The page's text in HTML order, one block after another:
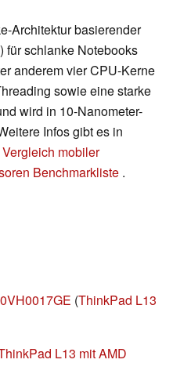
Architektur basierender
für schlanke Notebooks
anderem vier CPU-Kerne
sowie eine starke
wird in 10-Nanometer-
Infos gibt es in
Vergleich mobiler
Benchmarkliste .
(ThinkPad L13
L13 mit AMD